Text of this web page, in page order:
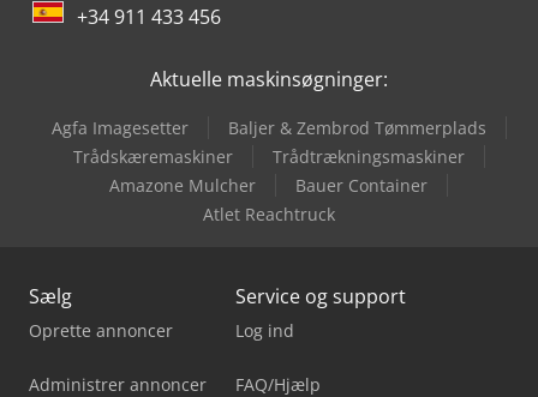
+34 911 433 456
Aktuelle maskinsøgninger:
Agfa Imagesetter
Baljer & Zembrod Tømmerplads
Trådskæremaskiner
Trådtrækningsmaskiner
Amazone Mulcher
Bauer Container
Atlet Reachtruck
Sælg
Oprette annoncer
Administrer annoncer
Service og support
Log ind
FAQ/Hjælp